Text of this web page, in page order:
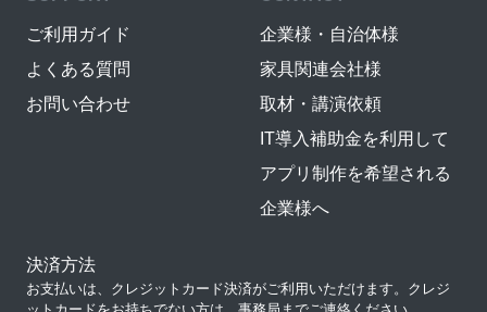
ご利用ガイド
よくある質問
お問い合わせ
企業様・自治体様
家具関連会社様
取材・講演依頼
IT導入補助金を利用して
アプリ制作を希望される
企業様へ
決済方法
お支払いは、クレジットカード決済がご利用いただけます。クレジ